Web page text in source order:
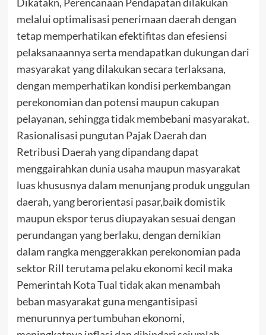
Dikatakn, Perencanaan Pendapatan dilakukan
melalui optimalisasi penerimaan daerah dengan
tetap memperhatikan efektifitas dan efesiensi
pelaksanaannya serta mendapatkan dukungan dari
masyarakat yang dilakukan secara terlaksana,
dengan memperhatikan kondisi perkembangan
perekonomian dan potensi maupun cakupan
pelayanan, sehingga tidak membebani masyarakat.
Rasionalisasi pungutan Pajak Daerah dan
Retribusi Daerah yang dipandang dapat
menggairahkan dunia usaha maupun masyarakat
luas khususnya dalam menunjang produk unggulan
daerah, yang berorientasi pasar,baik domistik
maupun ekspor terus diupayakan sesuai dengan
perundangan yang berlaku, dengan demikian
dalam rangka menggerakkan perekonomian pada
sektor Rill terutama pelaku ekonomi kecil maka
Pemerintah Kota Tual tidak akan menambah
beban masyarakat guna mengantisipasi
menurunnya pertumbuhan ekonomi,